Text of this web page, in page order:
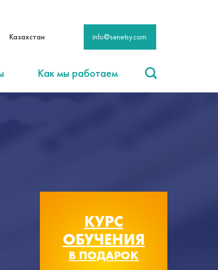
Казахстан info@senetsy.com
Как мы работаем
КУРС
ОБУЧЕНИЯ
В ПОДАРОК